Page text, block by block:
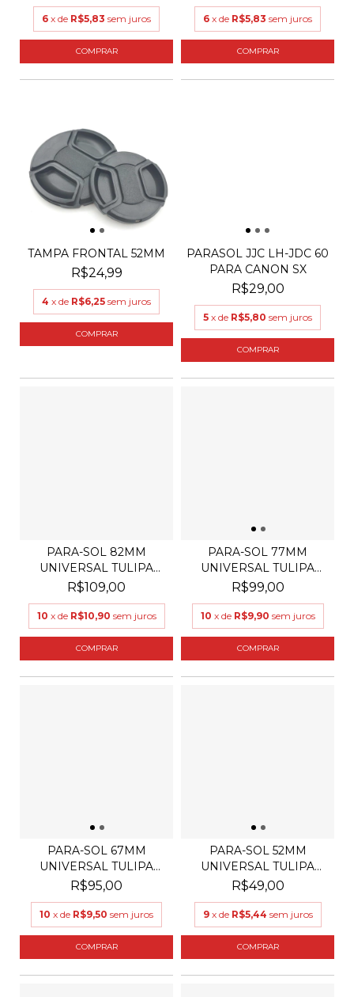
6 x de R$5,83 sem juros 6 x de R$5,83 sem juros
TAMPA FRONTAL 52MM
R$24,99
4 x de R$6,25 sem juros
PARASOL JJC LH-JDC 60
PARA CANON SX
R$29,00
5 x de R$5,80 sem juros
PARA-SOL 82MM
UNIVERSAL TULIPA
PARA LENT...
R$109,00
10 x de R$10,90 sem juros
PARA-SOL 77MM
UNIVERSAL TULIPA
PARA LENT...
R$99,00
10 x de R$9,90 sem juros
PARA-SOL 67MM
UNIVERSAL TULIPA
PARA LENT...
R$95,00
10 x de R$9,50 sem juros
PARA-SOL 52MM
UNIVERSAL TULIPA
PARA LENT...
R$49,00
9 x de R$5,44 sem juros